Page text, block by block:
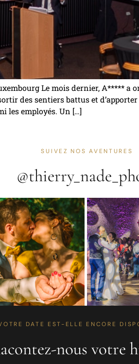
Le mois dernier, A***** a
des sentiers battus et
les employés. Un […]
SUIVEZ NOS AVENTURES
DATE EST-ELLE ENCORE
nous votre